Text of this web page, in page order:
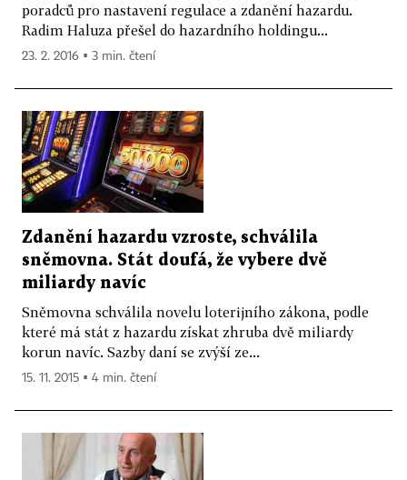
poradců pro nastavení regulace a zdanění hazardu.
Radim Haluza přešel do hazardního holdingu...
23. 2. 2016 ▪ 3 min. čtení
Zdanění hazardu vzroste, schválila
sněmovna. Stát doufá, že vybere dvě
miliardy navíc
Sněmovna schválila novelu loterijního zákona, podle
které má stát z hazardu získat zhruba dvě miliardy
korun navíc. Sazby daní se zvýší ze...
15. 11. 2015 ▪ 4 min. čtení